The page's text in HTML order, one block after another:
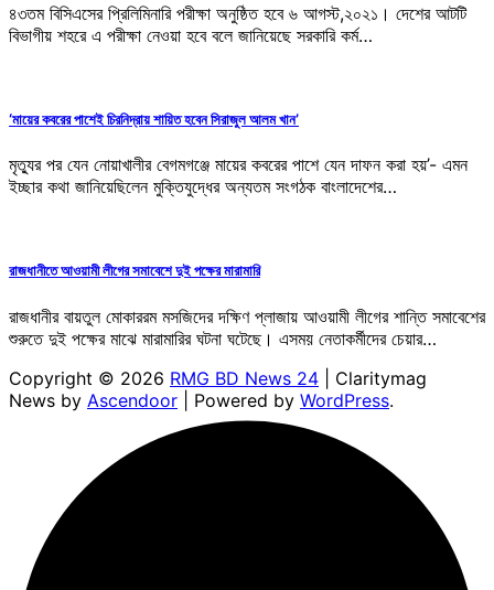
৪৩তম বিসিএসের প্রিলিমিনারি পরীক্ষা অনুষ্ঠিত হবে ৬ আগস্ট,২০২১। দেশের আটটি
বিভাগীয় শহরে এ পরীক্ষা নেওয়া হবে বলে জানিয়েছে সরকারি কর্ম…
‘মায়ের কবরের পাশেই চিরনিদ্রায় শায়িত হবেন সিরাজুল আলম খান’
মৃত্যুর পর যেন নোয়াখালীর বেগমগঞ্জে মায়ের কবরের পাশে যেন দাফন করা হয়’- এমন
ইচ্ছার কথা জানিয়েছিলেন মুক্তিযুদ্ধের অন্যতম সংগঠক বাংলাদেশের…
রাজধানীতে আওয়ামী লীগের সমাবেশে দুই পক্ষের মারামারি
রাজধানীর বায়তুল মোকাররম মসজিদের দক্ষিণ প্লাজায় আওয়ামী লীগের শান্তি সমাবেশের
শুরুতে দুই পক্ষের মাঝে মারামারির ঘটনা ঘটেছে। এসময় নেতাকর্মীদের চেয়ার…
Copyright © 2026 RMG BD News 24 | Claritymag
News by Ascendoor | Powered by WordPress.